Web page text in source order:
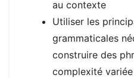
au contexte
Utiliser les
grammaticales
construire des
complexité variée